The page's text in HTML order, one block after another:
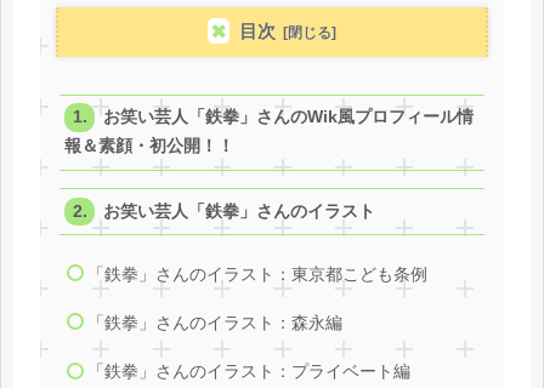
目次
お笑い芸人「鉄拳」さんのWik風プロフィール情
報＆素顔・初公開！！
お笑い芸人「鉄拳」さんのイラスト
「鉄拳」さんのイラスト：東京都こども条例
「鉄拳」さんのイラスト：森永編
「鉄拳」さんのイラスト：プライベート編